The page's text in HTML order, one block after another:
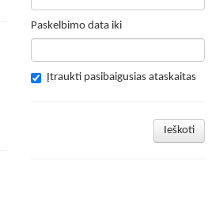
Paskelbimo data iki
Įtraukti pasibaigusias ataskaitas
Ieškoti